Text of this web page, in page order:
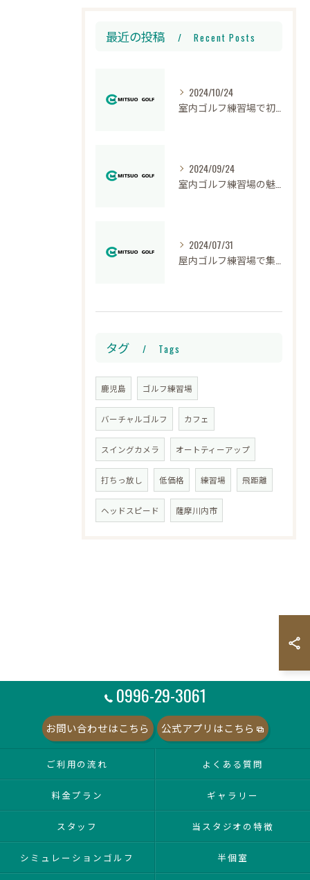
最近の投稿 Recent Posts
2024/10/24
2024/09/24
2024/07/31
タグ Tags
鹿児島 ゴルフ練習場
バーチャルゴルフ カフェ
スイングカメラ オートティーアップ
打ちっ放し 低価格 練習場 飛距離
ヘッドスピード 薩摩川内市
0996-29-3061
お問い合わせはこちら 公式アプリはこちら
ご利用の流れ よくある質問
料金プラン ギャラリー
スタッフ 当スタジオの特徴
シミュレーションゴルフ 半個室